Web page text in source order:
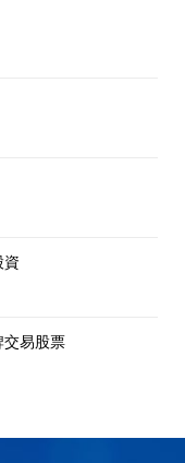
資
易股票